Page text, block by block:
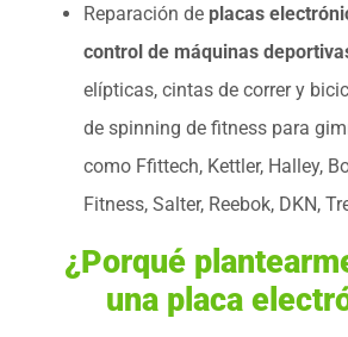
Reparación de placas
control de máquinas
elípticas, cintas de correr y
de spinning de fitness para
como Ffittech, Kettler, Halley,
Fitness, Salter, Reebok, DKN,
¿Porqué
una placa